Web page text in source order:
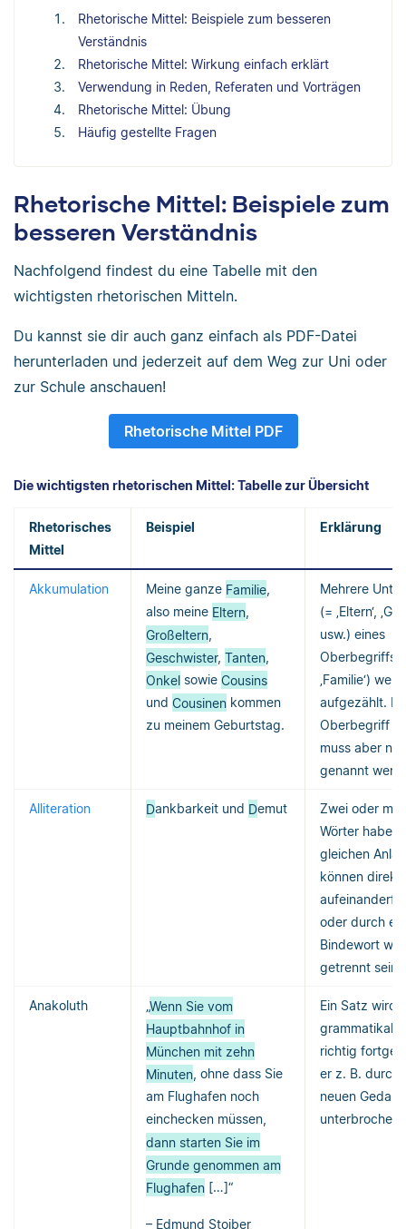
Rhetorische Mittel: Beispiele zum besseren
Verständnis
Rhetorische Mittel: Wirkung einfach erklärt
Verwendung in Reden, Referaten und Vorträgen
Rhetorische Mittel: Übung
Häufig gestellte Fragen
Rhetorische Mittel: Beispiele zum
besseren Verständnis
Nachfolgend findest du eine Tabelle mit den
wichtigsten rhetorischen Mitteln.
Du kannst sie dir auch ganz einfach als PDF-Datei
herunterladen und jederzeit auf dem Weg zur Uni oder
zur Schule anschauen!
Rhetorische Mittel PDF
Die wichtigsten rhetorischen Mittel: Tabelle zur Übersicht
Rhetorisches
Mittel
Beispiel Erklärung
Akkumulation Meine ganze Familie
also meine Eltern
Großeltern
Geschwister, Tanten
Onkel sowie Cousins
und Cousinen kommen
zu meinem Geburtstag.
Mehrere
(= ‚Eltern‘,
usw.) eines
Oberbegriffs
‚Familie‘)
aufgezählt.
Oberbegriff
muss aber
genannt
Alliteration Dankbarkeit und Demut
Zwei oder
Wörter haben
gleichen
können direkt
oder durch ein
Bindewort wie
getrennt sein.
Anakoluth
Wenn Sie vom
Hauptbahnhof in
München mit zehn
Minuten , ohne dass Sie
am Flughafen noch
einchecken müssen,
dann starten Sie im
Grunde genommen am
Flughafen […]“
– Edmund Stoiber
Ein Satz wird
richtig
er z. B. durch
neuen
unterbrochen